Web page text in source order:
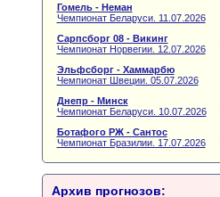
Гомель - Неман
Чемпионат Беларуси. 11.07.2026
Сарпсборг 08 - Викинг
Чемпионат Норвегии. 12.07.2026
Эльфсборг - Хаммарбю
Чемпионат Швеции. 05.07.2026
Днепр - Минск
Чемпионат Беларуси. 10.07.2026
Ботафого РЖ - Сантос
Чемпионат Бразилии. 17.07.2026
Архив прогнозов: